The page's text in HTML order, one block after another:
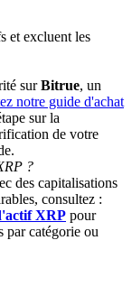
en espèces
prize pool!
et excluent les
surBitrue, un
notre guide d'achat
sur la
de votre
?
des capitalisations
consultez :
XRP pour
par catégorie ou